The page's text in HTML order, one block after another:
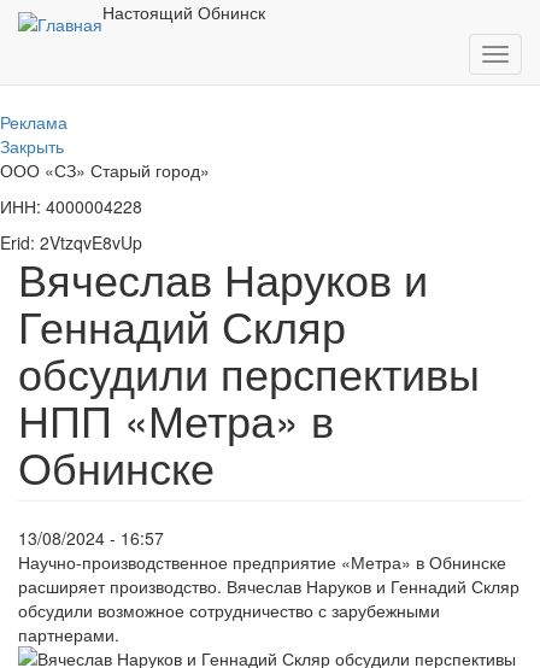
Перейти
содержанию
Настоящий Обнинск
Реклама
Закрыть
ООО «СЗ» Старый город»
ИНН: 4000004228
Erid: 2VtzqvE8vUp
Вячеслав Наруков и
Геннадий Скляр
обсудили перспективы
НПП «Метра» в
Обнинске
13/08/2024 - 16:57
Научно-производственное предприятие «Метра» в Обнинске
расширяет производство. Вячеслав Наруков и Геннадий Скляр
обсудили возможное сотрудничество с зарубежными
партнерами.